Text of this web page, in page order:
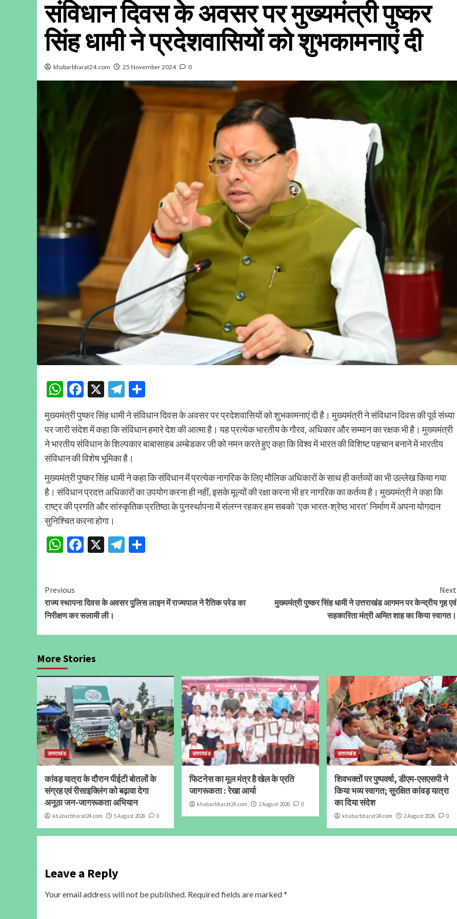
संविधान दिवस के अवसर पर मुख्यमंत्री पुष्कर
सिंह धामी ने प्रदेशवासियों को शुभकामनाएं दी
khabarbharat24.com 25 November 2024 0
WhatsApp
Facebook
X Telegram
मुख्यमंत्री पुष्कर सिंह धामी ने संविधान दिवस के अवसर पर प्रदेशवासियों को शुभकामनाएं दी है। मुख्यमंत्री ने संविधान दिवस की पूर्व संध्या
पर जारी संदेश में कहा कि संविधान हमारे देश की आत्मा है। यह प्रत्येक भारतीय के गौरव, अधिकार और सम्मान का रक्षक भी है। मुख्यमंत्री
ने भारतीय संविधान के शिल्पकार बाबासाहब अम्बेडकर जी को नमन करते हुए कहा कि विश्व में भारत की विशिष्ट पहचान बनाने में भारतीय
संविधान की विशेष भूमिका है।
मुख्यमंत्री पुष्कर सिंह धामी ने कहा कि संविधान में प्रत्येक नागरिक के लिए मौलिक अधिकारों के साथ ही कर्तव्यों का भी उल्लेख किया गया
है। संविधान प्रदत्त अधिकारों का उपयोग करना ही नहीं, इसके मूल्यों की रक्षा करना भी हर नागरिक का कर्तव्य है। मुख्यमंत्री ने कहा कि
राष्ट्र की प्रगति और सांस्कृतिक प्रतिष्ठा के पुनर्स्थापना में संलग्न रहकर हम सबको ’एक भारत-श्रेष्ठ भारत’ निर्माण में अपना योगदान
सुनिश्चित करना होगा।
WhatsApp
Facebook
X Telegram
Continue
Reading
Previous
राज्य स्थापना दिवस के अवसर पुलिस लाइन में राज्यपाल ने रैतिक परेड का
निरीक्षण कर सलामी ली।
Next
मुख्यमंत्री पुष्कर सिंह धामी ने उत्तराखंड आगमन पर केन्द्रीय गृह एवं
सहकारिता मंत्री अमित शाह का किया स्वागत।
More Stories
उत्तराखंड
कांवड़ यात्रा के दौरान पीईटी बोतलों के
संग्रह एवं रीसाइक्लिंग को बढ़ावा देगा
अनूठा जन-जागरूकता अभियान
khabarbharat24.com 5 August 2026 0
उत्तराखंड
फिटनेस का मूल मंत्र है खेल के प्रति
जागरूकता : रेखा आर्या
khabarbharat24.com 2 August 2026 0
उत्तराखंड
शिवभक्तों पर पुष्पवर्षा, डीएम-एसएसपी ने
किया भव्य स्वागत; सुरक्षित कांवड़ यात्रा
का दिया संदेश
khabarbharat24.com 2 August 2026 0
Leave a Reply
Your email address will not be published. Required fields are marked*